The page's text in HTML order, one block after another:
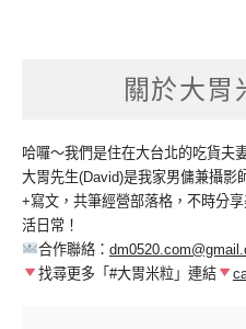
關於大胃
哈囉～我們是住在大台北的吃貨夫
大胃先生(David)是我家男傭兼攝影
+寫文，共筆經營部落格，不時分
活日常！
合作聯絡：
找尋更多「#大胃米粒」連結